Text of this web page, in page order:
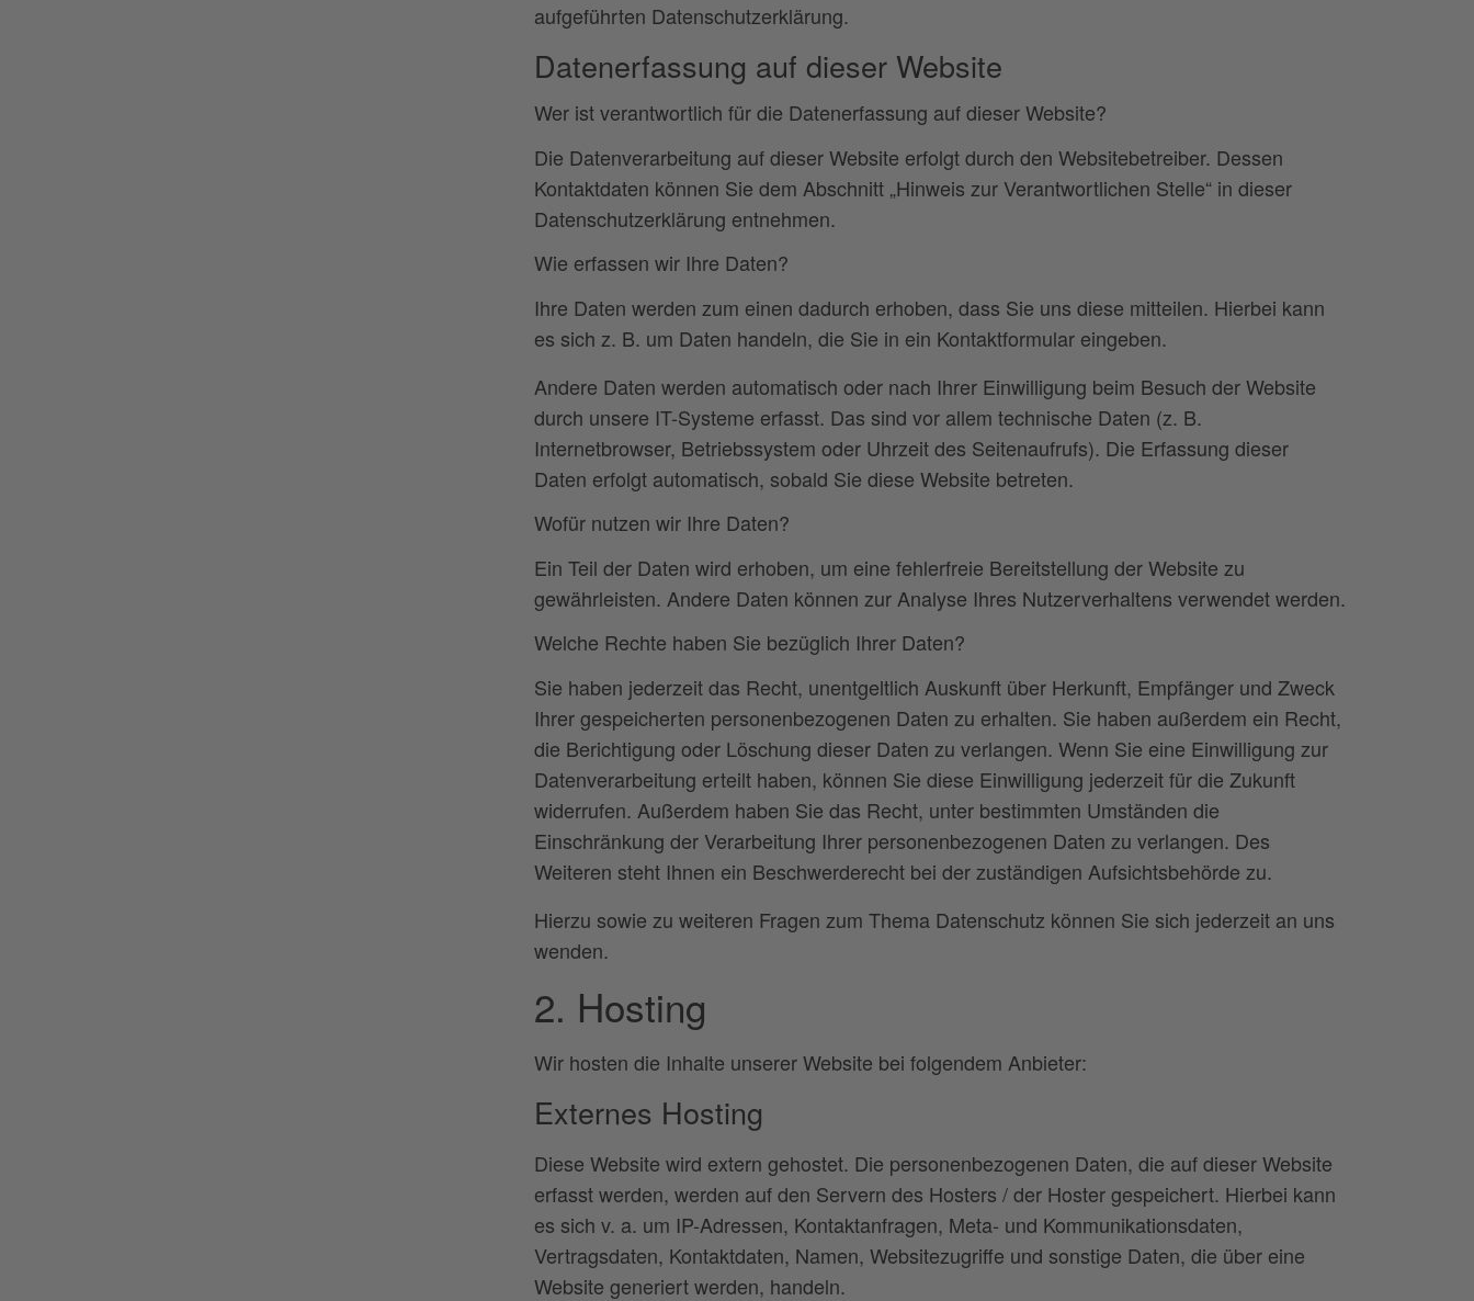
aufgeführten Datenschutzerklärung.
Datenerfassung auf dieser Website
Wer ist verantwortlich für die Datenerfassung auf dieser Website?
Die Datenverarbeitung auf dieser Website erfolgt durch den Websitebetreiber. Dessen
Kontaktdaten können Sie dem Abschnitt „Hinweis zur Verantwortlichen Stelle“ in dieser
Datenschutzerklärung entnehmen.
Wie erfassen wir Ihre Daten?
Ihre Daten werden zum einen dadurch erhoben, dass Sie uns diese mitteilen. Hierbei kann
es sich z. B. um Daten handeln, die Sie in ein Kontaktformular eingeben.
Andere Daten werden automatisch oder nach Ihrer Einwilligung beim Besuch der Website
durch unsere IT-Systeme erfasst. Das sind vor allem technische Daten (z. B.
Internetbrowser, Betriebssystem oder Uhrzeit des Seitenaufrufs). Die Erfassung dieser
Daten erfolgt automatisch, sobald Sie diese Website betreten.
Wofür nutzen wir Ihre Daten?
Ein Teil der Daten wird erhoben, um eine fehlerfreie Bereitstellung der Website zu
gewährleisten. Andere Daten können zur Analyse Ihres Nutzerverhaltens verwendet werden.
Welche Rechte haben Sie bezüglich Ihrer Daten?
Sie haben jederzeit das Recht, unentgeltlich Auskunft über Herkunft, Empfänger und Zweck
Ihrer gespeicherten personenbezogenen Daten zu erhalten. Sie haben außerdem ein Recht,
die Berichtigung oder Löschung dieser Daten zu verlangen. Wenn Sie eine Einwilligung zur
Datenverarbeitung erteilt haben, können Sie diese Einwilligung jederzeit für die Zukunft
widerrufen. Außerdem haben Sie das Recht, unter bestimmten Umständen die
Einschränkung der Verarbeitung Ihrer personenbezogenen Daten zu verlangen. Des
Weiteren steht Ihnen ein Beschwerderecht bei der zuständigen Aufsichtsbehörde zu.
Hierzu sowie zu weiteren Fragen zum Thema Datenschutz können Sie sich jederzeit an uns
wenden.
2. Hosting
Wir hosten die Inhalte unserer Website bei folgendem Anbieter:
Externes Hosting
Diese Website wird extern gehostet. Die personenbezogenen Daten, die auf dieser Website
erfasst werden, werden auf den Servern des Hosters / der Hoster gespeichert. Hierbei kann
es sich v. a. um IP-Adressen, Kontaktanfragen, Meta- und Kommunikationsdaten,
Vertragsdaten, Kontaktdaten, Namen, Websitezugriffe und sonstige Daten, die über eine
Website generiert werden, handeln.